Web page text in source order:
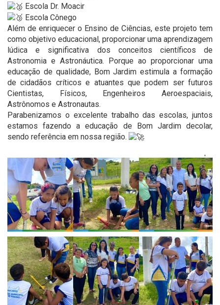
Escola Dr. Moacir
Escola Cônego
Além de enriquecer o Ensino de Ciências, este projeto tem
como objetivo educacional, proporcionar uma aprendizagem
lúdica e significativa dos conceitos científicos de
Astronomia e Astronáutica. Porque ao proporcionar uma
educação de qualidade, Bom Jardim estimula a formação
de cidadãos críticos e atuantes que podem ser futuros
Cientistas, Físicos, Engenheiros Aeroespaciais,
Astrônomos e Astronautas.
Parabenizamos o excelente trabalho das escolas, juntos
estamos fazendo a educação de Bom Jardim decolar,
sendo referência em nossa região.
'